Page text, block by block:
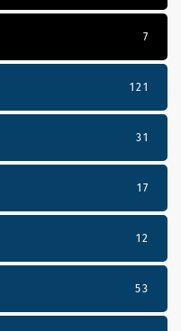
7
121
31
17
12
53